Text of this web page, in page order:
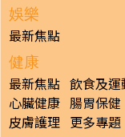
娛樂
最新焦點
健康
最新焦點 飲食及運
心臟健康 腸胃保健
皮膚護理 更多專題